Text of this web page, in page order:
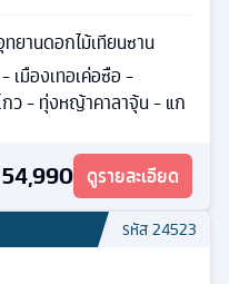
ยานดอกไม้เทียนซาน
มืองเทอเค่อซือ -
กว - ทุ่งหญ้าคาลาจุ้น - แก
54,990 ดูรายละเอียด
รหัส24523